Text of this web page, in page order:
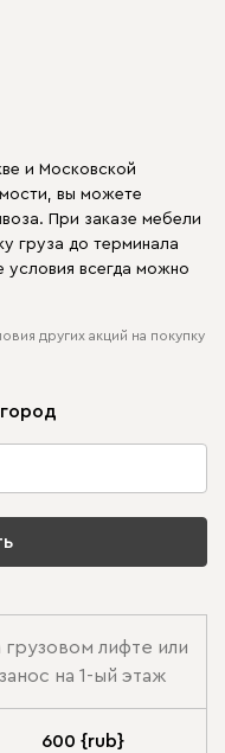
и Московской
вы можете
При заказе мебели
груза до терминала
условия всегда можно
других акций на покупку
грузовом лифте или
занос на 1-ый этаж
600 {rub}